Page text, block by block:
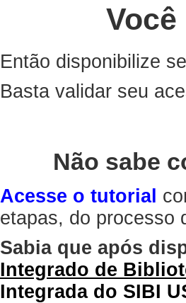
Então disponibilize
Basta validar seu
Não sabe
Acesse o tutorial
etapas, do processo
Sabia que após
Integrado de
Integrada do SIBI